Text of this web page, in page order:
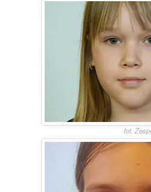
fot.